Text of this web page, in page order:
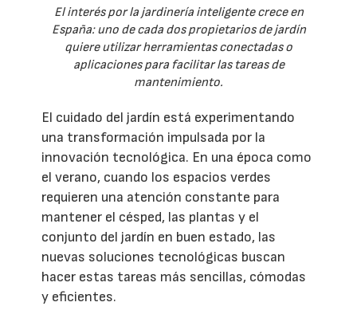
El interés por la jardinería inteligente crece en
España: uno de cada dos propietarios de jardín
quiere utilizar herramientas conectadas o
aplicaciones para facilitar las tareas de
mantenimiento.
El cuidado del jardín está experimentando
una transformación impulsada por la
innovación tecnológica. En una época como
el verano, cuando los espacios verdes
requieren una atención constante para
mantener el césped, las plantas y el
conjunto del jardín en buen estado, las
nuevas soluciones tecnológicas buscan
hacer estas tareas más sencillas, cómodas
y eficientes.